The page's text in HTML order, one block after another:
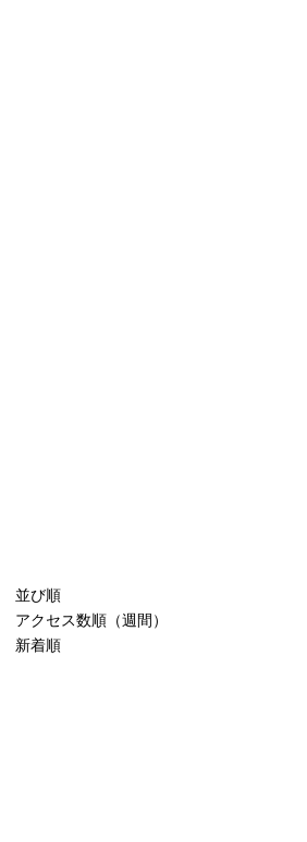
並び順
アクセス数順（週間）
新着順